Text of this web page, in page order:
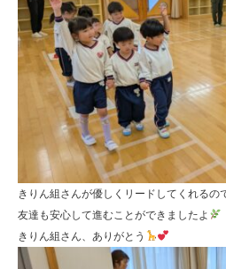
きりん組さんが優しくリードしてくれるの
友達も安心して進むことができましたよ
きりん組さん、ありがとう